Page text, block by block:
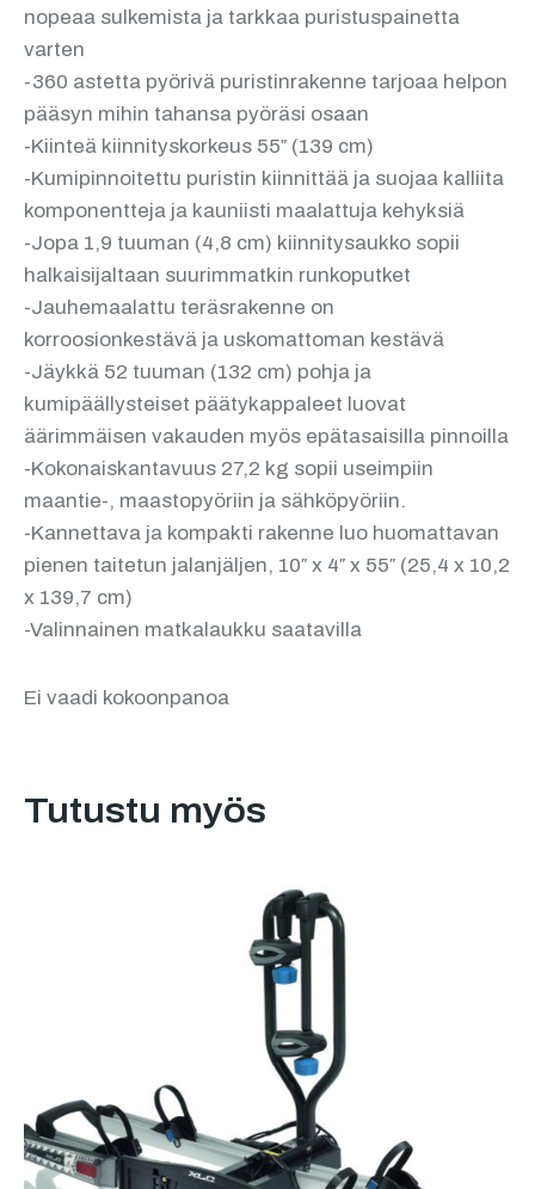
nopeaa sulkemista ja tarkkaa puristuspainetta
varten
-360 astetta pyörivä puristinrakenne tarjoaa helpon
pääsyn mihin tahansa pyöräsi osaan
-Kiinteä kiinnityskorkeus 55″ (139 cm)
-Kumipinnoitettu puristin kiinnittää ja suojaa kalliita
komponentteja ja kauniisti maalattuja kehyksiä
-Jopa 1,9 tuuman (4,8 cm) kiinnitysaukko sopii
halkaisijaltaan suurimmatkin runkoputket
-Jauhemaalattu teräsrakenne on
korroosionkestävä ja uskomattoman kestävä
-Jäykkä 52 tuuman (132 cm) pohja ja
kumipäällysteiset päätykappaleet luovat
äärimmäisen vakauden myös epätasaisilla pinnoilla
-Kokonaiskantavuus 27,2 kg sopii useimpiin
maantie-, maastopyöriin ja sähköpyöriin.
-Kannettava ja kompakti rakenne luo huomattavan
pienen taitetun jalanjäljen, 10″ x 4″ x 55″ (25,4 x 10,2
x 139,7 cm)
-Valinnainen matkalaukku saatavilla
Ei vaadi kokoonpanoa
Tutustu myös